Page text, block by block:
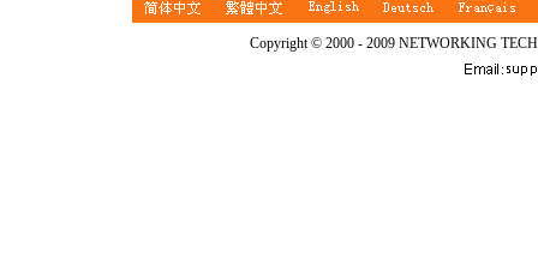
Copyright © 2000 - 2009 NETWORKING